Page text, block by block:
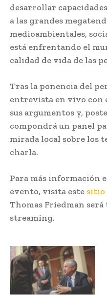
desarrollar
a las grandes
medioambientales,
está enfrentando el
calidad de vida de las
Tras la ponencia del
entrevista en vivo con
sus argumentos y,
compondrá un panel
mirada local sobre los
charla.
Para más información
evento, visita este sitio
Thomas Friedman
streaming.